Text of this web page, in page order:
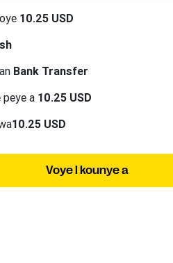
10.25 USD
Bank Transfer
a 10.25 USD
10.25 USD
Voye l kounye a